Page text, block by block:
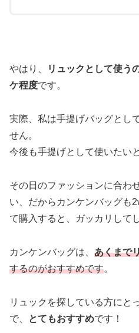
やはり、 リュックとして使う
ケ程度です。
実際、私は手提げバッグとし
せん。
今後も手提げとして使いたい
その日のファッションに合わ
い、だからカンケンバッグ
て購入すると、ガッカリして
カンケンバッグは、 あくまで
するのがおすすめです。
リュックを探している方にと
で、
とてもおすすめです！